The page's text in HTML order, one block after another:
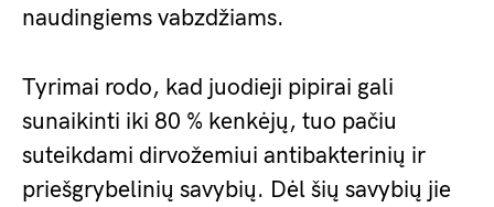
naudingiems vabzdžiams.
Tyrimai rodo, kad juodieji pipirai gali
sunaikinti iki 80 % kenkėjų, tuo pačiu
suteikdami dirvožemiui antibakterinių ir
priešgrybelinių savybių. Dėl šių savybių jie